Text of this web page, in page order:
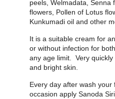
peels, Welmadata, Senna
flowers, Pollen of Lotus
Kunkumadi oil and other
It is a suitable cream for
or without infection for
any age limit. Very
and bright skin.
Every day after wash your
occasion apply Sanoda